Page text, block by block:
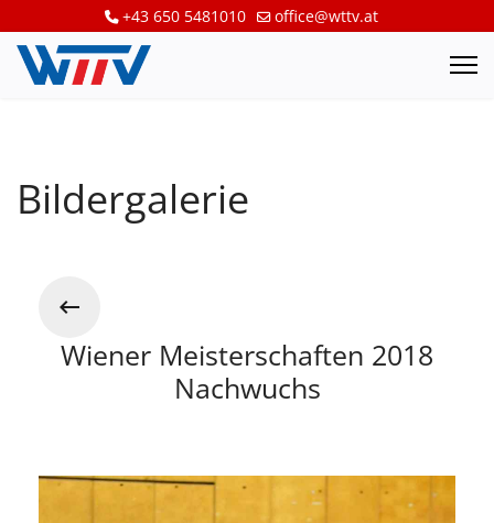
+43 650 5481010 office@wttv.at
Bildergalerie
Wiener Meisterschaften 2018
Nachwuchs